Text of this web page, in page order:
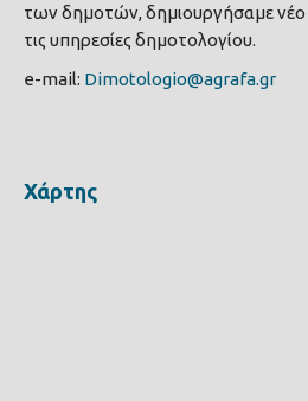
των δημοτών, δημιουργήσαμε νέο
τις υπηρεσίες δημοτολογίου.
e-mail: Dimotologio@agrafa.gr
Χάρτης